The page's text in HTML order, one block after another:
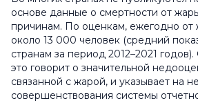
основе данные о смертности от
причинам. По оценкам, ежегодно от
около 13 000 человек (средний
странам за период 2012–2021
это говорит о значительной
связанной с жарой, и указывает на
совершенствования системы